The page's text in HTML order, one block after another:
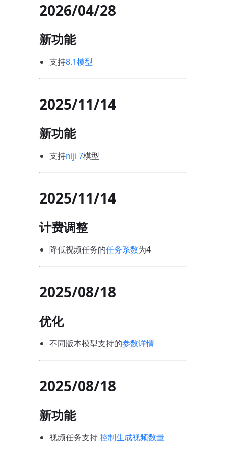
2026/04/28
新功能
支持8.1模型
2025/11/14
新功能
支持niji 7模型
2025/11/14
计费调整
降低视频任务的任务系数为4
2025/08/18
优化
不同版本模型支持的参数详情
2025/08/18
新功能
视频任务支持控制生成视频数量